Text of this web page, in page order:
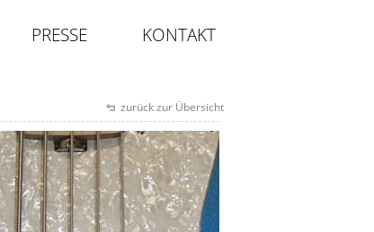
PRESSE KONTAKT
zurück zur Übersicht